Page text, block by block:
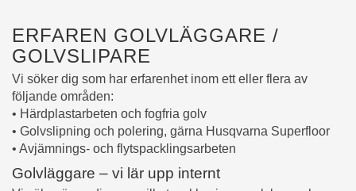
ERFAREN GOLVLÄGGARE /
GOLVSLIPARE
Vi söker dig som har erfarenhet inom ett eller flera av
följande områden:
• Härdplastarbeten och fogfria golv
• Golvslipning och polering, gärna Husqvarna Superfloor
• Avjämnings- och flytspacklingsarbeten
Golvläggare – vi lär upp internt